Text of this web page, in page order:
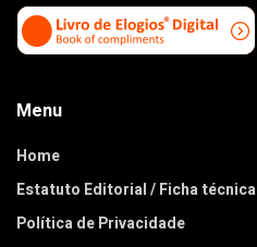
Menu
Home
Estatuto Editorial / Ficha técnica
Política de Privacidade